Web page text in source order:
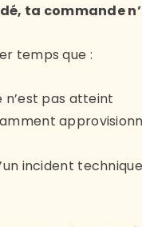
ta commande
temps que :
pas atteint
incident